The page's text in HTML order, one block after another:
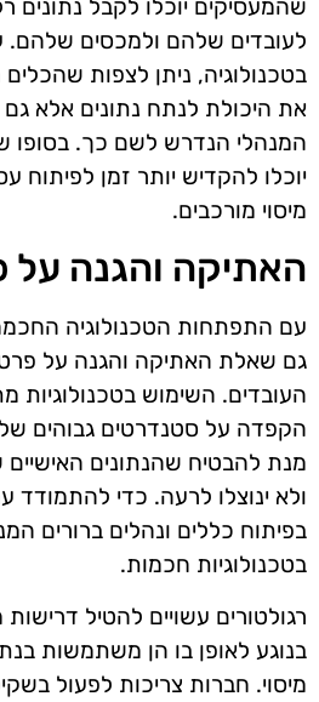
שהמעסיקים יוכלו לקבל נתונים
לעובדים שלהם ולמכסים שלהם.
בטכנולוגיה, ניתן לצפות
את היכולת לנתח נתונים אלא
המנהלי הנדרש לשם כך. בסופו
יוכלו להקדיש יותר זמן לפיתוח
מיסוי מורכבים.
האתיקה והגנה על
עם התפתחות הטכנולוגיה
גם שאלת האתיקה והגנה על
העובדים. השימוש בטכנולוגיות
הקפדה על סטנדרטים גבוהים
מנת להבטיח שהנתונים האישיים
ולא ינוצלו לרעה. כדי להתמודד
בפיתוח כללים ונהלים ברורים
בטכנולוגיות חכמות.
רגולטורים עשויים להטיל
בנוגע לאופן בו הן משתמשות
מיסוי. חברות צריכות לפעול